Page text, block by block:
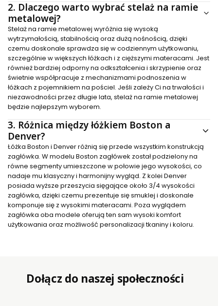
2. Dlaczego warto wybrać stelaż na ramie
metalowej?
Stelaż na ramie metalowej wyróżnia się wysoką
wytrzymałością, stabilnością oraz dużą nośnością, dzięki
czemu doskonale sprawdza się w codziennym użytkowaniu,
szczególnie w większych łóżkach i z cięższymi materacami. Jest
również bardziej odporny na odkształcenia i skrzypienie oraz
świetnie współpracuje z mechanizmami podnoszenia w
łóżkach z pojemnikiem na pościel. Jeśli zależy Ci na trwałości i
niezawodności przez długie lata, stelaż na ramie metalowej
będzie najlepszym wyborem.
3. Różnica między łóżkiem Boston a
Denver?
Łóżka Boston i Denver różnią się przede wszystkim konstrukcją
zagłówka. W modelu Boston zagłówek został podzielony na
równe segmenty umieszczone w połowie jego wysokości, co
nadaje mu klasyczny i harmonijny wygląd. Z kolei Denver
posiada wyższe przeszycia sięgające około 3/4 wysokości
zagłówka, dzięki czemu prezentuje się smuklej i doskonale
komponuje się z wysokimi materacami. Poza wyglądem
zagłówka oba modele oferują ten sam wysoki komfort
użytkowania oraz możliwość personalizacji tkaniny i koloru.
Dołącz do naszej społeczności